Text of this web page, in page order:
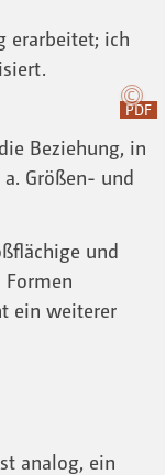
erarbeitet; ich
PDF
Beziehung, in
Größen- und
und
ein weiterer
analog, ein